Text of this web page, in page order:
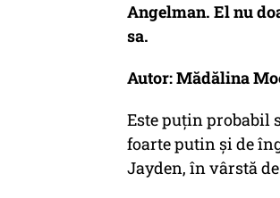
Angelman. El nu
sa.
Autor: Mădălina
Este puţin probabil
foarte putin şi de
Jayden, în vârstă